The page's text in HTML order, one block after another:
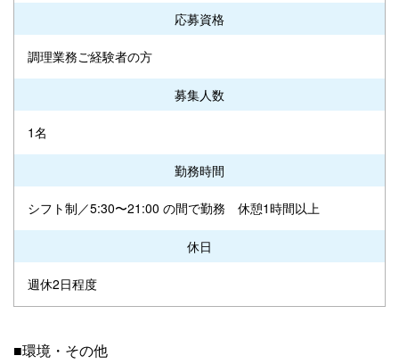
応募資格
調理業務ご経験者の方
募集人数
1名
勤務時間
シフト制／5:30〜21:00 の間で勤務 休憩1時間以上
休日
週休2日程度
■環境・その他